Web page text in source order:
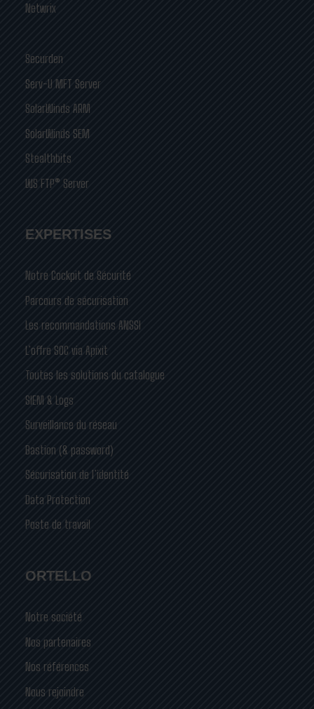
Netwrix
Securden
Serv-U MFT Server
SolarWinds ARM
SolarWinds SEM
Stealthbits
WS FTP® Server
EXPERTISES
Notre Cockpit de Sécurité
Parcours de sécurisation
Les recommandations ANSSI
L’offre SOC via Apixit
Toutes les solutions du catalogue
SIEM & Logs
Surveillance du réseau
Bastion (& password)
Sécurisation de l’identité
Data Protection
Poste de travail
ORTELLO
Notre société
Nos partenaires
Nos références
Nous rejoindre